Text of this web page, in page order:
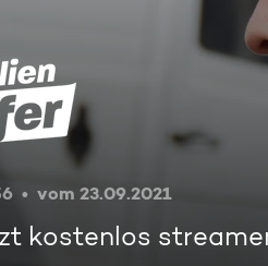
vom 23.09.2021
kostenlos